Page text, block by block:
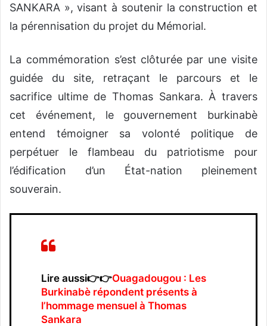
SANKARA », visant à soutenir la construction et
la pérennisation du projet du Mémorial.
‎La commémoration s’est clôturée par une visite
guidée du site, retraçant le parcours et le
sacrifice ultime de Thomas Sankara. À travers
cet événement, le gouvernement burkinabè
entend témoigner sa volonté politique de
perpétuer le flambeau du patriotisme pour
l’édification d’un État-nation pleinement
souverain.
Lire aussi👉👉Ouagadougou : Les
Burkinabè répondent présents à
l’hommage mensuel à Thomas
Sankara